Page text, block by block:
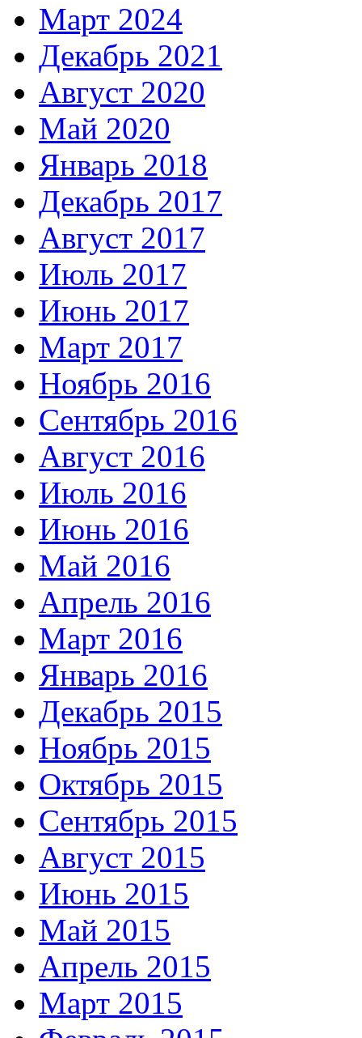
Март 2024
Декабрь 2021
Август 2020
Май 2020
Январь 2018
Декабрь 2017
Август 2017
Июль 2017
Июнь 2017
Март 2017
Ноябрь 2016
Сентябрь 2016
Август 2016
Июль 2016
Июнь 2016
Май 2016
Апрель 2016
Март 2016
Январь 2016
Декабрь 2015
Ноябрь 2015
Октябрь 2015
Сентябрь 2015
Август 2015
Июнь 2015
Май 2015
Апрель 2015
Март 2015